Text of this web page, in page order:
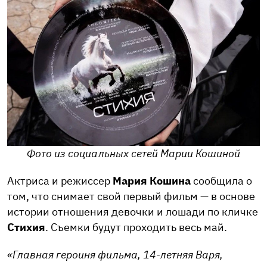
Фото из социальных сетей Марии Кошиной
Актриса и режиссер Мария Кошинасообщила о
том, что снимает свой первый фильм — в основе
истории отношения девочки и лошади по кличке
Стихия. Съемки будут проходить весь май.
«Главная героиня фильма, 14-летняя Варя,